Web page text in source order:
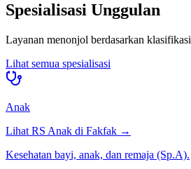
Spesialisasi Unggulan
Layanan menonjol berdasarkan klasifikasi
Lihat semua spesialisasi
Anak
Lihat RS Anak di Fakfak →
Kesehatan bayi, anak, dan remaja (Sp.A).